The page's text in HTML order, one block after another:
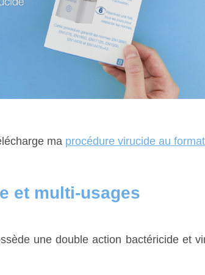
ma procédure virucide au
et multi-usages
une double action bactéricide et